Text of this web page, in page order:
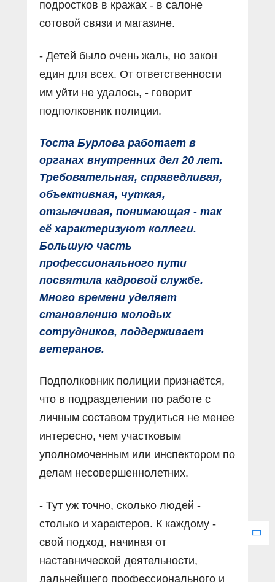
подростков в кражах - в салоне
сотовой связи и магазине.
- Детей было очень жаль, но закон
един для всех. От ответственности
им уйти не удалось, - говорит
подполковник полиции.
Тоста Бурлова работает в
органах внутренних дел 20 лет.
Требовательная, справедливая,
объективная, чуткая,
отзывчивая, понимающая - так
её характеризуют коллеги.
Большую часть
профессионального пути
посвятила кадровой службе.
Много времени уделяет
становлению молодых
сотрудников, поддерживает
ветеранов.
Подполковник полиции признаётся,
что в подразделении по работе с
личным составом трудиться не менее
интересно, чем участковым
уполномоченным или инспектором по
делам несовершеннолетних.
- Тут уж точно, сколько людей -
столько и характеров. К каждому -
свой подход, начиная от
наставнической деятельности,
дальнейшего профессионального и